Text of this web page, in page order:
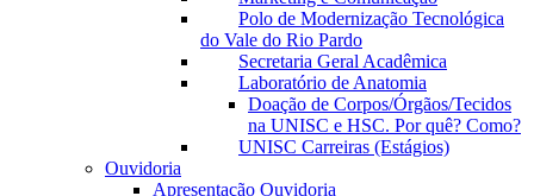
Polo de Modernização Tecnológica
do Vale do Rio Pardo
Secretaria Geral Acadêmica
Laboratório de Anatomia
Doação de Corpos/Órgãos/Tecidos
na UNISC e HSC. Por quê? Como?
UNISC Carreiras (Estágios)
Ouvidoria
Apresentação Ouvidoria